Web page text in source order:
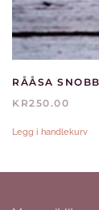
RÅÅSA
KR250.00
Legg i handlekurv